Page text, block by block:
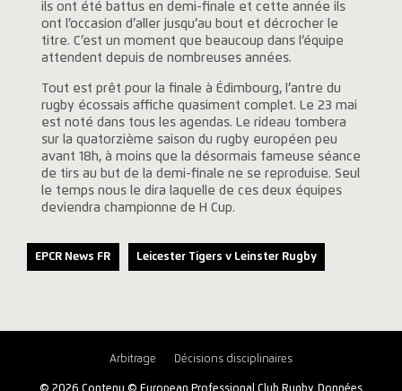
ils ont été battus en demi-finale et cette année ils
ont l’occasion d’aller jusqu’au bout et décrocher le
titre. C’est un moment que beaucoup dans l’équipe
attendent depuis de nombreuses années.
Tout est prêt pour la finale à Édimbourg, l’antre du
rugby écossais affiche quasiment complet. Le 23 mai
est noté dans tous les agendas. Le rideau tombera
sur la quatorzième saison du rugby européen peu
avant 18h, à moins que la désormais fameuse séance
de tirs au but de la demi-finale ne se reproduise. Seul
le temps nous le dira laquelle de ces deux équipes
deviendra championne de H Cup.
EPCR News FR Leicester Tigers v Leinster Rugby
Arbitrage Décisions disciplinaires